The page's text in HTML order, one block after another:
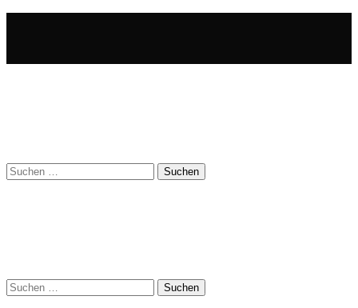
Suchen
nach:
Suchen
nach: